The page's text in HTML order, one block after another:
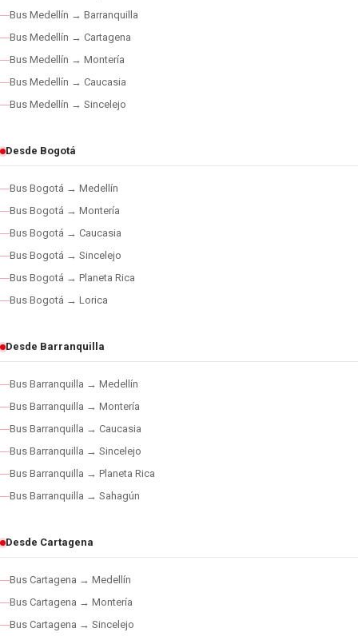
Bus Medellín → Barranquilla
Bus Medellín → Cartagena
Bus Medellín → Montería
Bus Medellín → Caucasia
Bus Medellín → Sincelejo
Desde Bogotá
Bus Bogotá → Medellín
Bus Bogotá → Montería
Bus Bogotá → Caucasia
Bus Bogotá → Sincelejo
Bus Bogotá → Planeta Rica
Bus Bogotá → Lorica
Desde Barranquilla
Bus Barranquilla → Medellín
Bus Barranquilla → Montería
Bus Barranquilla → Caucasia
Bus Barranquilla → Sincelejo
Bus Barranquilla → Planeta Rica
Bus Barranquilla → Sahagún
Desde Cartagena
Bus Cartagena → Medellín
Bus Cartagena → Montería
Bus Cartagena → Sincelejo